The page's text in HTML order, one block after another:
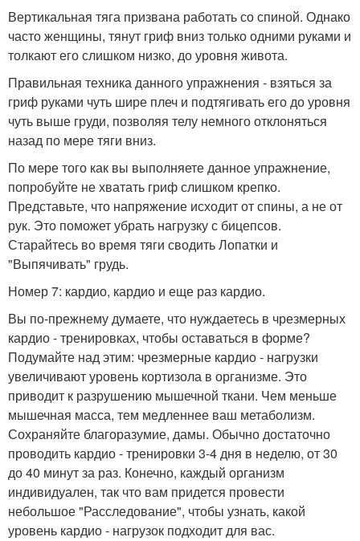
Вертикальная тяга призвана работать со спиной. Однако
часто женщины, тянут гриф вниз только одними руками и
толкают его слишком низко, до уровня живота.
Правильная техника данного упражнения - взяться за
гриф руками чуть шире плеч и подтягивать его до уровня
чуть выше груди, позволяя телу немного отклоняться
назад по мере тяги вниз.
По мере того как вы выполняете данное упражнение,
попробуйте не хватать гриф слишком крепко.
Представьте, что напряжение исходит от спины, а не от
рук. Это поможет убрать нагрузку с бицепсов.
Старайтесь во время тяги сводить Лопатки и
"Выпячивать" грудь.
Номер 7: кардио, кардио и еще раз кардио.
Вы по-прежнему думаете, что нуждаетесь в чрезмерных
кардио - тренировках, чтобы оставаться в форме?
Подумайте над этим: чрезмерные кардио - нагрузки
увеличивают уровень кортизола в организме. Это
приводит к разрушению мышечной ткани. Чем меньше
мышечная масса, тем медленнее ваш метаболизм.
Сохраняйте благоразумие, дамы. Обычно достаточно
проводить кардио - тренировки 3-4 дня в неделю, от 30
до 40 минут за раз. Конечно, каждый организм
индивидуален, так что вам придется провести
небольшое "Расследование", чтобы узнать, какой
уровень кардио - нагрузок подходит для вас.